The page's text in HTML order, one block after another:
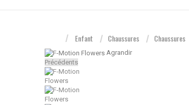
Enfant Chaussures Chaussures
Agrandir
Précédents